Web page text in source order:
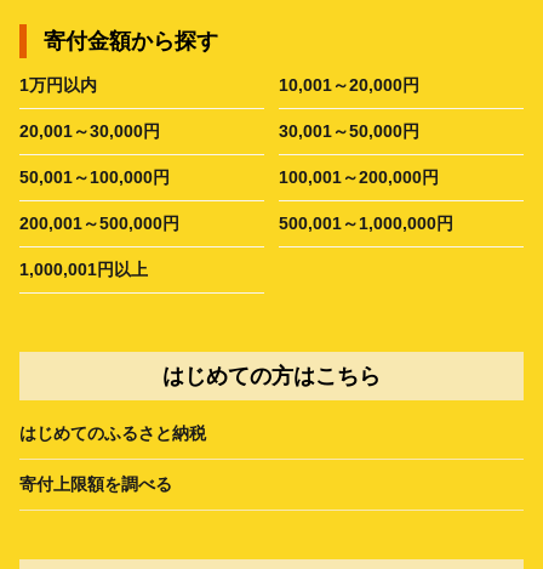
寄付金額から探す
1万円以内 10,001～20,000円
20,001～30,000円 30,001～50,000円
50,001～100,000円 100,001～200,000円
200,001～500,000円 500,001～1,000,000円
1,000,001円以上
はじめての方はこちら
はじめてのふるさと納税
寄付上限額を調べる